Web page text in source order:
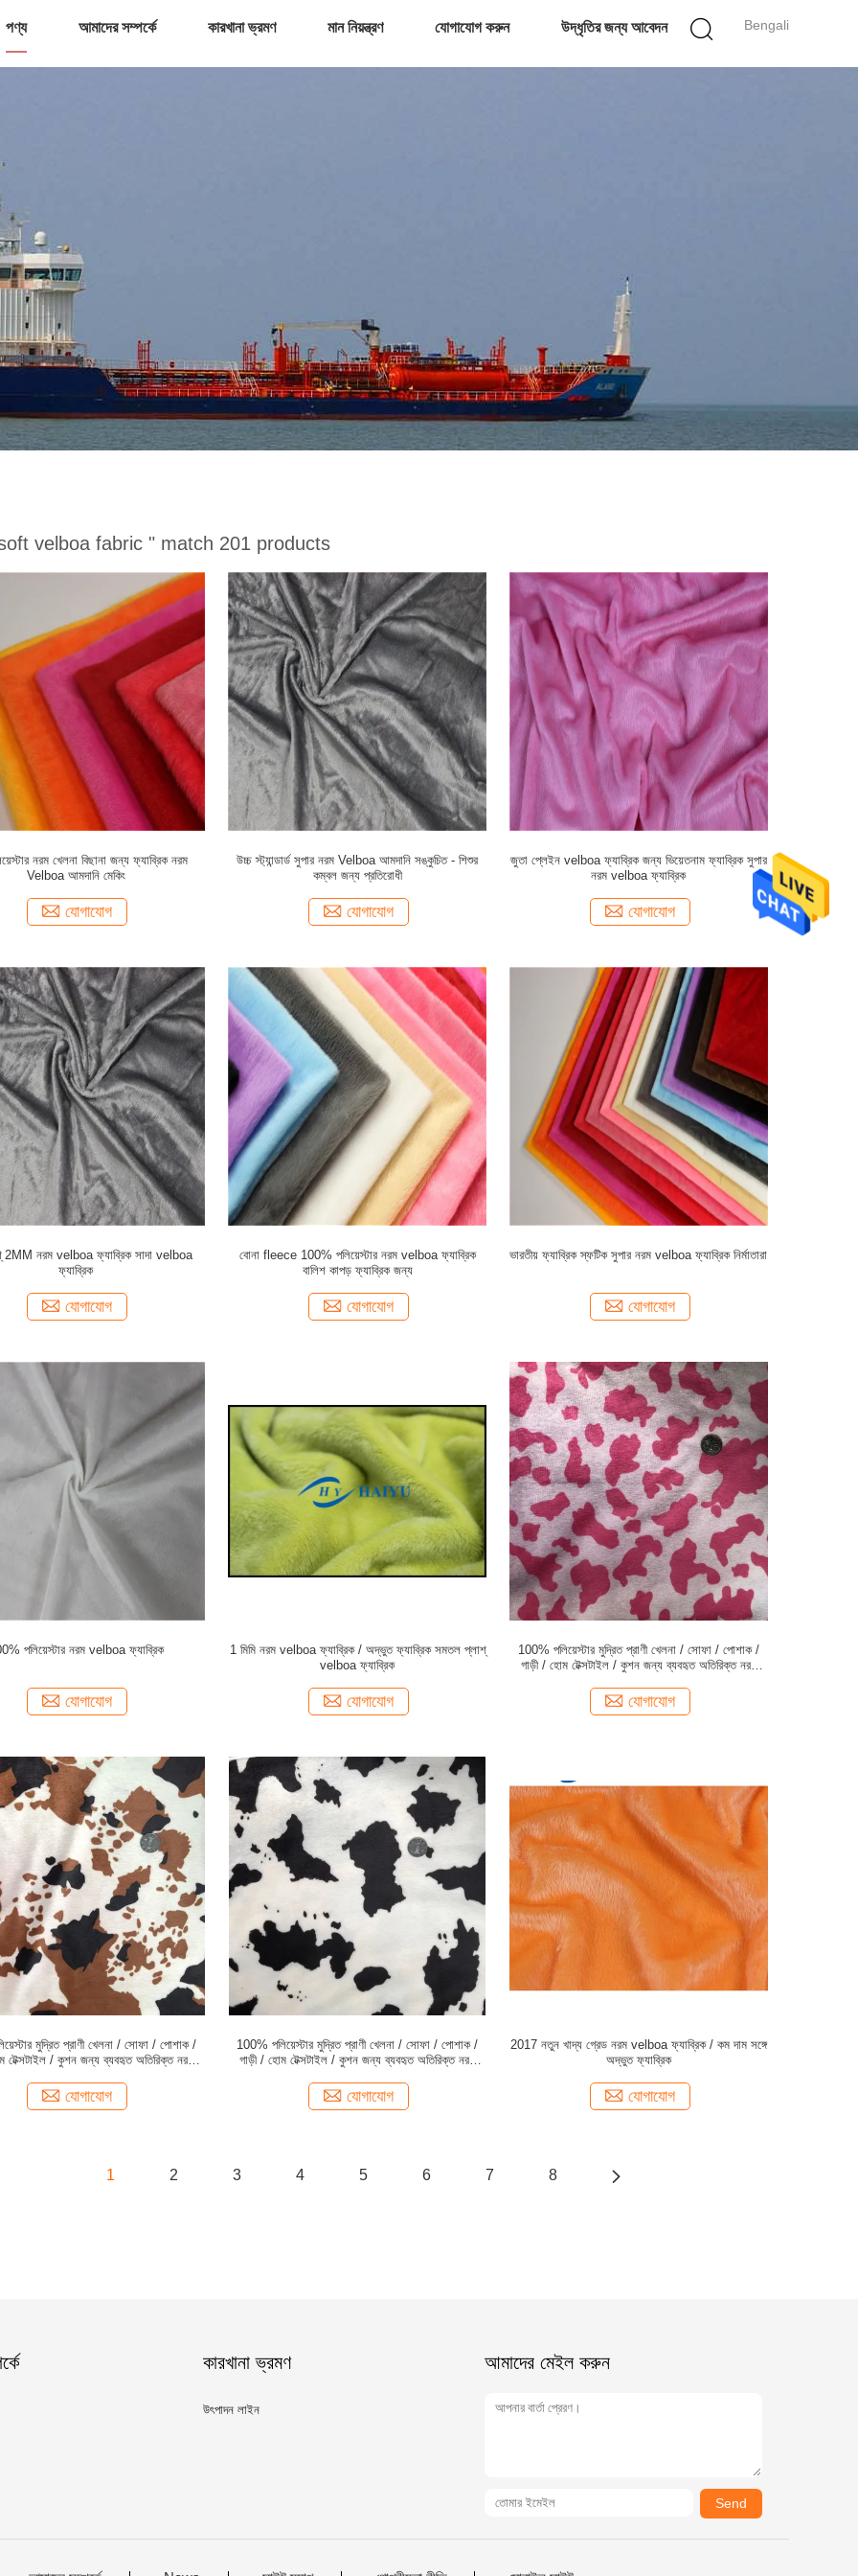
Bengali
পণ্য আমাদের সম্পর্কে কারখানা ভ্রমণ মান নিয়ন্ত্রণ যোগাযোগ করুন উদ্ধৃতির জন্য আবেদন
velboa fabric " match 201 products
নরম খেলনা বিছানা জন্য ফ্যাব্রিক নরম
Velboa আমদানি মেকিং
যোগাযোগ
উচ্চ স্ট্যান্ডার্ড সুপার নরম Velboa আমদানি সঙ্কুচিত - শিশুর
কম্বল জন্য প্রতিরোধী
যোগাযোগ
জুতা প্লেইন velboa ফ্যাব্রিক জন্য ভিয়েতনাম ফ্যাব্রিক সুপার
নরম velboa ফ্যাব্রিক
যোগাযোগ
2MM নরম velboa ফ্যাব্রিক সাদা velboa
ফ্যাব্রিক
যোগাযোগ
বোনা fleece 100% পলিয়েস্টার নরম velboa ফ্যাব্রিক
বালিশ কাপড় ফ্যাব্রিক জন্য
যোগাযোগ
ভারতীয় ফ্যাব্রিক স্ফটিক সুপার নরম velboa ফ্যাব্রিক নির্মাতারা
যোগাযোগ
পলিয়েস্টার নরম velboa ফ্যাব্রিক
যোগাযোগ
1 মিমি নরম velboa ফ্যাব্রিক / অদ্ভুত ফ্যাব্রিক সমতল প্লাশ্
velboa ফ্যাব্রিক
যোগাযোগ
100% পলিয়েস্টার মুদ্রিত প্রাণী খেলনা / সোফা / পোশাক /
গাড়ী / হোম টেক্সটাইল / কুশন জন্য ব্যবহৃত অতিরিক্ত নরম
যোগাযোগ
মুদ্রিত প্রাণী খেলনা / সোফা / পোশাক /
টেক্সটাইল / কুশন জন্য ব্যবহৃত অতিরিক্ত নরম
যোগাযোগ
100% পলিয়েস্টার মুদ্রিত প্রাণী খেলনা / সোফা / পোশাক /
গাড়ী / হোম টেক্সটাইল / কুশন জন্য ব্যবহৃত অতিরিক্ত নরম
যোগাযোগ
2017 নতুন খাদ্য গ্রেড নরম velboa ফ্যাব্রিক / কম দাম সঙ্গে
অদ্ভুত ফ্যাব্রিক
যোগাযোগ
1 2 3 4 5 6 7 8
কারখানা ভ্রমণ
উৎপাদন লাইন
আমাদের মেইল ​​করুন
Send